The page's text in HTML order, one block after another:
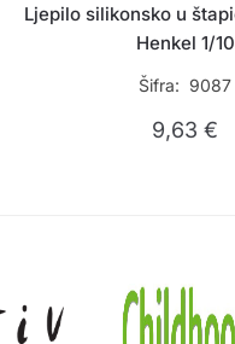
Ljepilo silikonsko u
Henkel 1/10
Šifra: 9087
9,63€